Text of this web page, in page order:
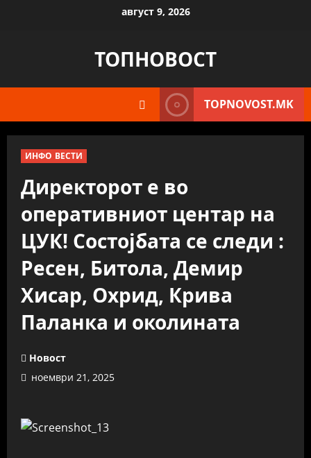
август 9, 2026
ТОПНОВОСТ
TOPNOVOST.MK
ИНФО ВЕСТИ
Директорот е во
оперативниот центар на
ЦУК! Состојбата се следи :
Ресен, Битола, Демир
Хисар, Охрид, Крива
Паланка и околината
Новост
ноември 21, 2025